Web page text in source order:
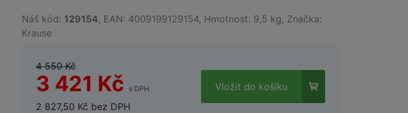
Náš kód: 129154, EAN: 4009199129154, Hmotnost: 9,5 kg, Značka:
Krause
4 550 Kč
3 421 Kč s DPH
2 827,50 Kč bez DPH
Vložit do košíku